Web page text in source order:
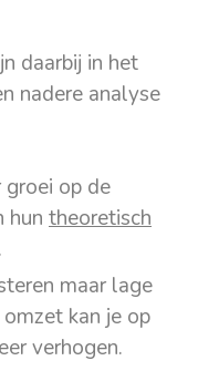
daarbij in het
nadere analyse
op de
hun theoretisch
maar lage
kan je op
verhogen.